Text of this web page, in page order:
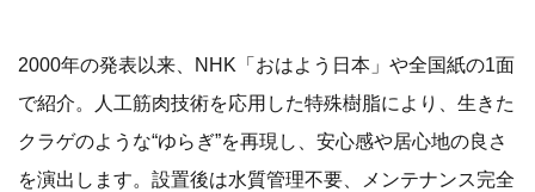
2000年の発表以来、NHK「おはよう日本」や全国紙の1面
で紹介。人工筋肉技術を応用した特殊樹脂により、生きた
クラゲのような“ゆらぎ”を再現し、安心感や居心地の良さ
を演出します。設置後は水質管理不要、メンテナンス完全